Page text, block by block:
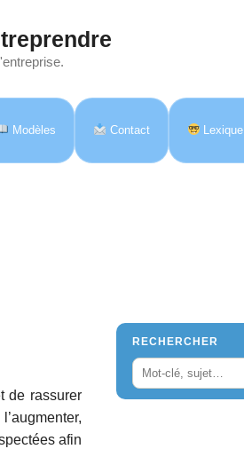
Modèles Contact Lexique
de rassurer
afin
RECHERCHER